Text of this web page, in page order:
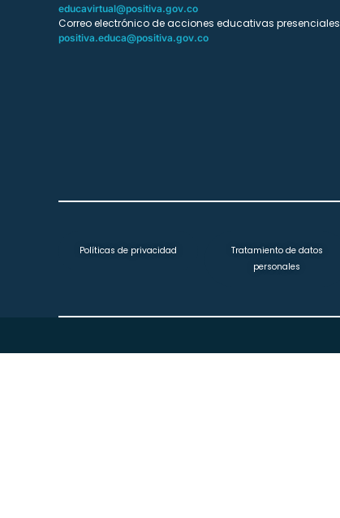
educavirtual@positiva.gov.co
Correo electrónico de acciones educativas presenciales
positiva.educa@positiva.gov.co
Políticas de privacidad
Tratamiento de datos
personales